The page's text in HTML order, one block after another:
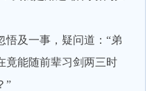
及一事，疑问道：“弟
竟能随前辈习剑两三时
”